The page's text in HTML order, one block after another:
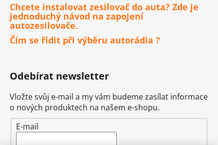
Chcete instalovat zesilovač do auta? Zde je
jednoduchý návod na zapojení
autozesilovače.
Čím se řídit při výběru autorádia ?
Odebírat newsletter
Vložte svůj e-mail a my vám budeme zasílat informace
o nových produktech na našem e-shopu.
E-mail